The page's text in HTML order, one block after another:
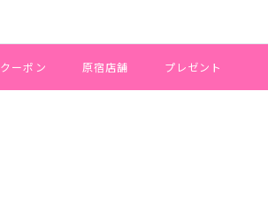
クーポン 原宿店舗 プレゼント